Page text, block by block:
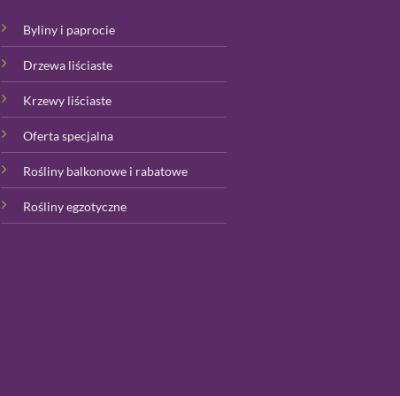
Byliny i paprocie
Drzewa liściaste
Krzewy liściaste
Oferta specjalna
Rośliny balkonowe i rabatowe
Rośliny egzotyczne